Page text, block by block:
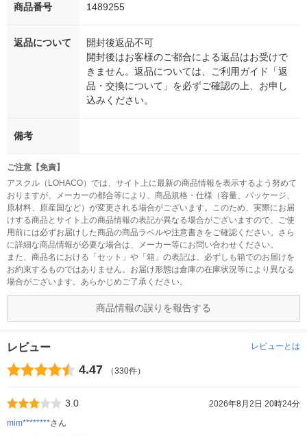
商品番号 1489255
返品について
開封後返品不可
開封後はお客様のご都合による返品はお受けで
きません。返品については、ご利用ガイド「返
品・交換について」を必ずご確認の上、お申し
込みください。
備考
ご注意【免責】
アスクル（LOHACO）では、サイト上に最新の商品情報を表示するよう努めて
おりますが、メーカーの都合等により、商品規格・仕様（容量、パッケージ、
原材料、原産国など）が変更される場合がございます。このため、実際にお届
けする商品とサイト上の商品情報の表記が異なる場合がございますので、ご使
用前には必ずお届けした商品の商品ラベルや注意書きをご確認ください。さら
に詳細な商品情報が必要な場合は、メーカー等にお問い合わせください。
また、商品名における「セット」や「箱」の表記は、必ずしも箱でのお届けを
お約束するものではありません。お届け形態は倉庫の在庫状況等により異なる
場合がございます。あらかじめご了承ください。
商品情報の誤りを報告する
レビュー レビューとは
4.47 （330件）
3.0
2026年8月2日 20時24分
mim********さん